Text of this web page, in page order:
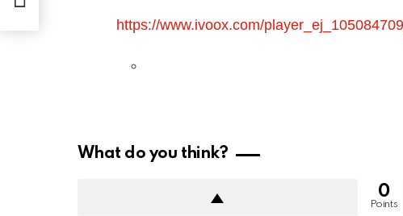
https://www.ivoox.com/
What do you think?
0
Points